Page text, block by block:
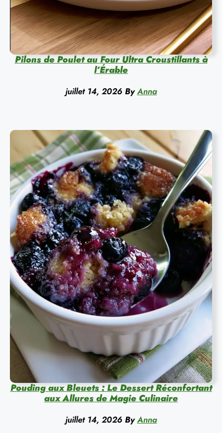
Pilons de Poulet au Four Ultra Croustillants à
l’Érable
juillet 14, 2026 By Anna
Pouding aux Bleuets : Le Dessert Réconfortant
aux Allures de Magie Culinaire
juillet 14, 2026 By Anna